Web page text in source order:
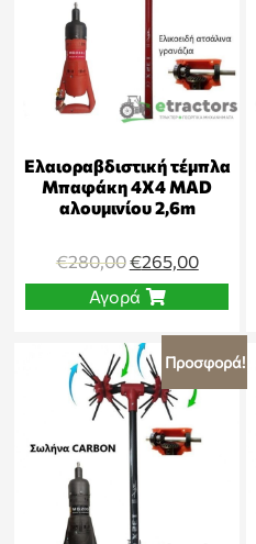
Ελαιοραβδιστική τέμπλα
Μπαφάκη 4Χ4 MAD
αλουμινίου 2,6m
€280,00€265,00
Αγορά
Προσφορά!